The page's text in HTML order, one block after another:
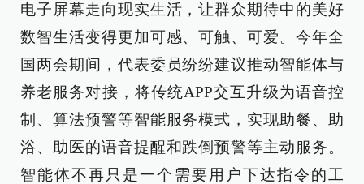
电子屏幕走向现实生活，让群众期待中的美好
数智生活变得更加可感、可触、可爱。今年全
国两会期间，代表委员纷纷建议推动智能体与
养老服务对接，将传统APP交互升级为语音控
制、算法预警等智能服务模式，实现助餐、助
浴、助医的语音提醒和跌倒预警等主动服务。
智能体不再只是一个需要用户下达指令的工